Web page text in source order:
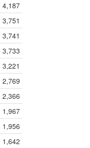
4,187
3,751
3,741
3,733
3,221
2,769
2,366
1,967
1,956
1,642